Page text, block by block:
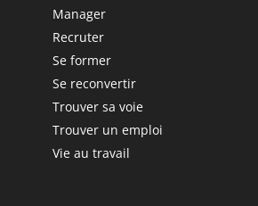
Manager
Recruter
Se former
Se reconvertir
Trouver sa voie
Trouver un emploi
Vie au travail